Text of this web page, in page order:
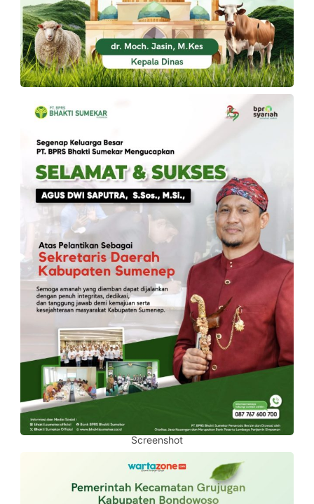
Screenshot